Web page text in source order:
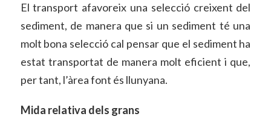
El transport afavoreix una selecció creixent del
sediment, de manera que si un sediment té una
molt bona selecció cal pensar que el sediment ha
estat transportat de manera molt eficient i que,
per tant, l’àrea font és llunyana.
Mida relativa dels grans